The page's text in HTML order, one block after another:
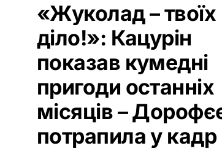
«Жуколад – твоїх
діло!»: Кацурін
показав кумедні
пригоди останніх
місяців –
потрапила у кадр